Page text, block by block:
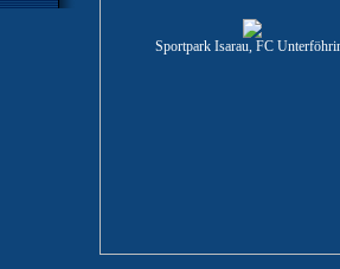
Sportpark Isarau, FC